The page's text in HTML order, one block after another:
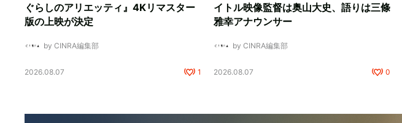
ぐらしのアリエッティ』4Kリマスター
版の上映が決定
by CINRA編集部
2026.08.07 1
イトル映像監督は奥山大史、語りは三條
雅幸アナウンサー
by CINRA編集部
2026.08.07 0